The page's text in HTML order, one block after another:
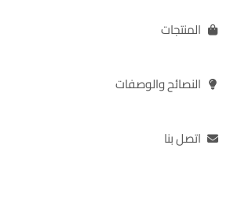
المنتجات
النصائح والوصفات
اتصل بنا